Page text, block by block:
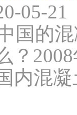
05-21
国的
？
内混